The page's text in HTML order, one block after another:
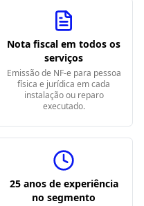
Nota fiscal em todos os
serviços
Emissão de NF-e para pessoa
física e jurídica em cada
instalação ou reparo
executado.
25 anos de experiência
no segmento